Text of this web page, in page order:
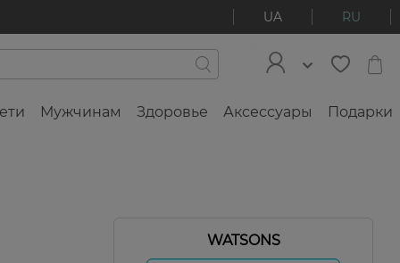
UA RU
Мужчинам Здоровье Аксессуары Подарки
WATSONS